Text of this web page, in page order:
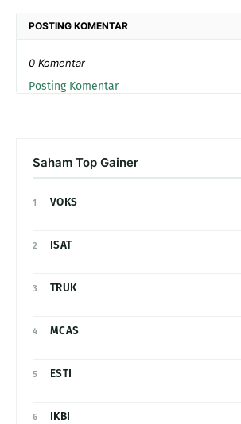
POSTING KOMENTAR
0 Komentar
Posting Komentar
Saham Top Gainer
1 VOKS
2 ISAT
3 TRUK
4 MCAS
5 ESTI
6 IKBI